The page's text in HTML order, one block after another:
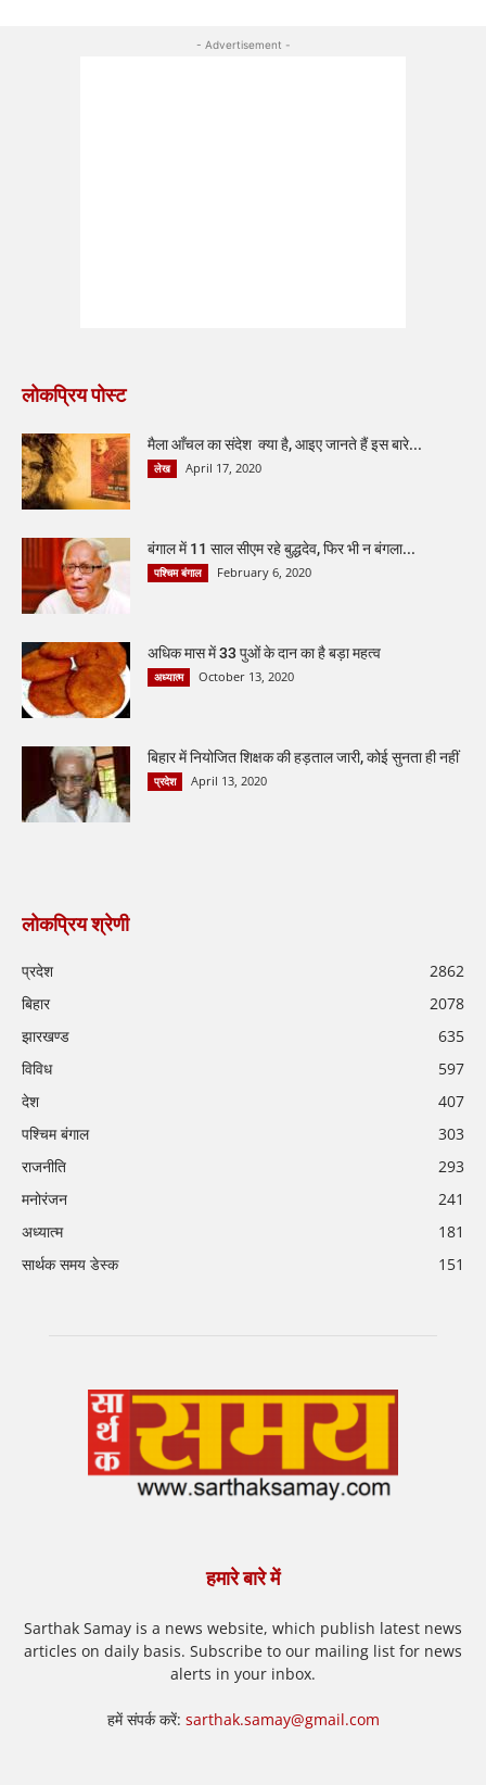
- Advertisement -
लोकप्रिय पोस्ट
मैला आँचल का संदेश क्या है, आइए जानते हैं इस बारे...
लेख April 17, 2020
बंगाल में 11 साल सीएम रहे बुद्धदेव, फिर भी न बंगला...
पश्चिम बंगाल February 6, 2020
अधिक मास में 33 पुओं के दान का है बड़ा महत्व
अध्यात्म October 13, 2020
बिहार में नियोजित शिक्षक की हड़ताल जारी, कोई सुनता ही नहीं
प्रदेश April 13, 2020
लोकप्रिय श्रेणी
प्रदेश
2862
बिहार
2078
झारखण्ड
635
विविध
597
देश
407
पश्चिम बंगाल
303
राजनीति
293
मनोरंजन
241
अध्यात्म
181
सार्थक समय डेस्क
151
हमारे बारे में
Sarthak Samay is a news website, which publish latest news
articles on daily basis. Subscribe to our mailing list for news
alerts in your inbox.
हमें संपर्क करें: sarthak.samay@gmail.com